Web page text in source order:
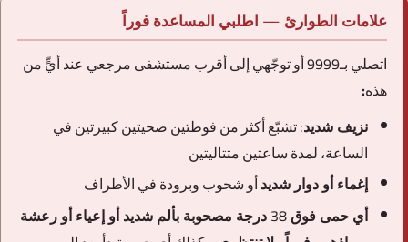
علامات الطوارئ — اطلبي المساعدة فوراً
اتصلي بـ9999أو توجّهي إلى أقرب مستشفى مرجعي عند أيٍّ من
هذه:
نزيف شديد:تشبّع أكثر من فوطتين صحيتين كبيرتين في
الساعة، لمدة ساعتين متتاليتين
إغماء أو دوار شديدأو شحوب وبرودة في الأطراف
أي حمى فوق 38 درجة مصحوبة بألم شديد أو إعياء أو رعشة